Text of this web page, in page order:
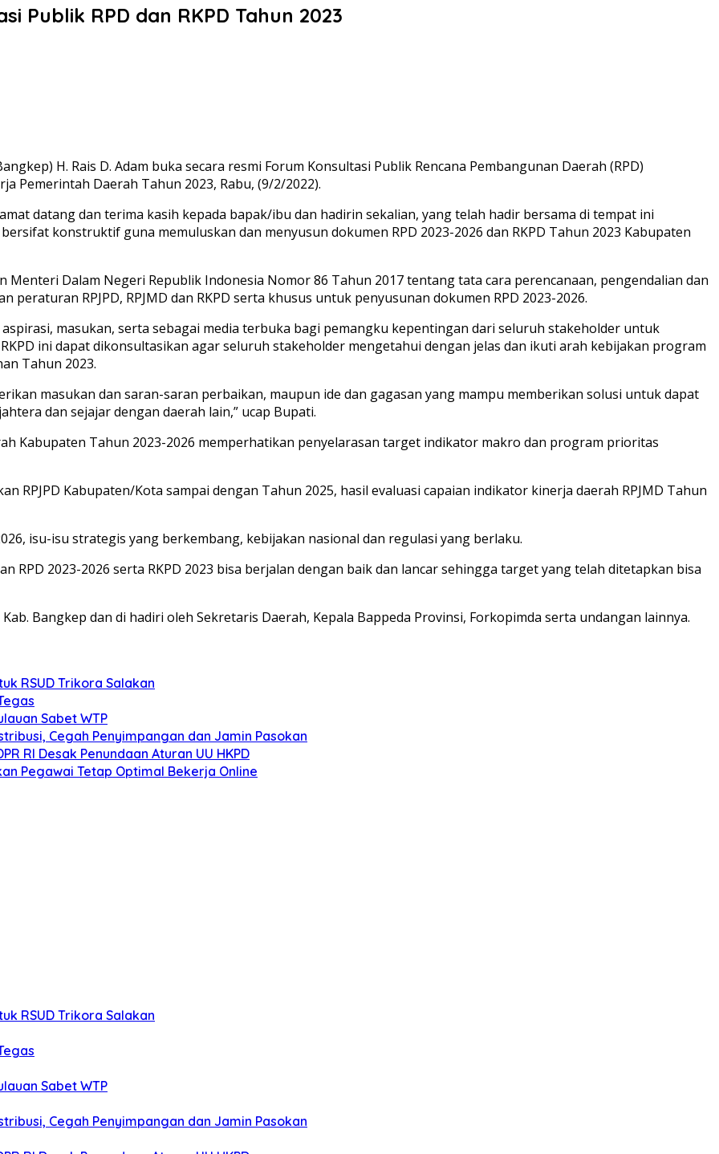
Publik RPD dan RKPD Tahun 2023
H. Rais D. Adam buka secara resmi Forum Konsultasi Publik Rencana Pembangunan Daerah (RPD)
Pemerintah Daerah Tahun 2023, Rabu, (9/2/2022).
datang dan terima kasih kepada bapak/ibu dan hadirin sekalian, yang telah hadir bersama di tempat ini
konstruktif guna memuluskan dan menyusun dokumen RPD 2023-2026 dan RKPD Tahun 2023 Kabupaten
Dalam Negeri Republik Indonesia Nomor 86 Tahun 2017 tentang tata cara perencanaan, pengendalian dan
RPJPD, RPJMD dan RKPD serta khusus untuk penyusunan dokumen RPD 2023-2026.
masukan, serta sebagai media terbuka bagi pemangku kepentingan dari seluruh stakeholder untuk
ini dapat dikonsultasikan agar seluruh stakeholder mengetahui dengan jelas dan ikuti arah kebijakan program
Tahun 2023.
masukan dan saran-saran perbaikan, maupun ide dan gagasan yang mampu memberikan solusi untuk dapat
dan sejajar dengan daerah lain,” ucap Bupati.
Kabupaten Tahun 2023-2026 memperhatikan penyelarasan target indikator makro dan program prioritas
RPJPD Kabupaten/Kota sampai dengan Tahun 2025, hasil evaluasi capaian indikator kinerja daerah RPJMD Tahun
isu-isu strategis yang berkembang, kebijakan nasional dan regulasi yang berlaku.
RPD 2023-2026 serta RKPD 2023 bisa berjalan dengan baik dan lancar sehingga target yang telah ditetapkan bisa
Bangkep dan di hadiri oleh Sekretaris Daerah, Kepala Bappeda Provinsi, Forkopimda serta undangan lainnya.
RSUD Trikora Salakan
Sabet WTP
Cegah Penyimpangan dan Jamin Pasokan
RI Desak Penundaan Aturan UU HKPD
Pegawai Tetap Optimal Bekerja Online
RSUD Trikora Salakan
Sabet WTP
Cegah Penyimpangan dan Jamin Pasokan